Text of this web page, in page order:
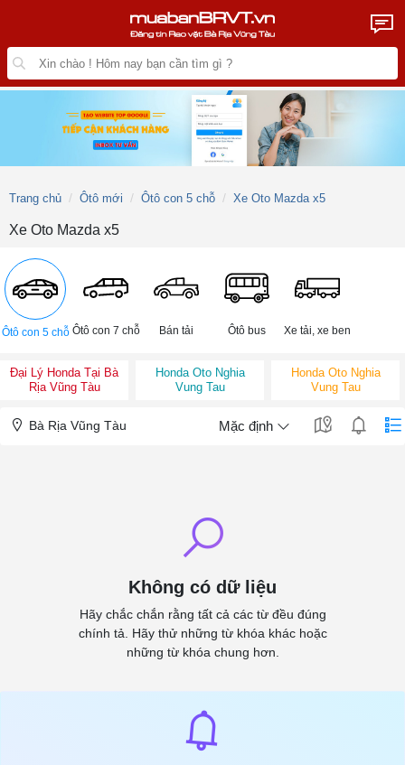
Trang chủ Ôtô mới Ôtô con 5 chỗ Xe Oto Mazda x5
Xe Oto Mazda x5
Ôtô con 5 chỗ Ôtô con 7 chỗ Bán tải Ôtô bus Xe tải, xe ben
Đại Lý Honda Tại Bà
Rịa Vũng Tàu
Honda Oto Nghia
Vung Tau
Honda Oto Nghia
Vung Tau
Bà Rịa Vũng Tàu Mặc định
Không có dữ liệu
Hãy chắc chắn rằng tất cả các từ đều đúng
chính tả. Hãy thử những từ khóa khác hoặc
những từ khóa chung hơn.